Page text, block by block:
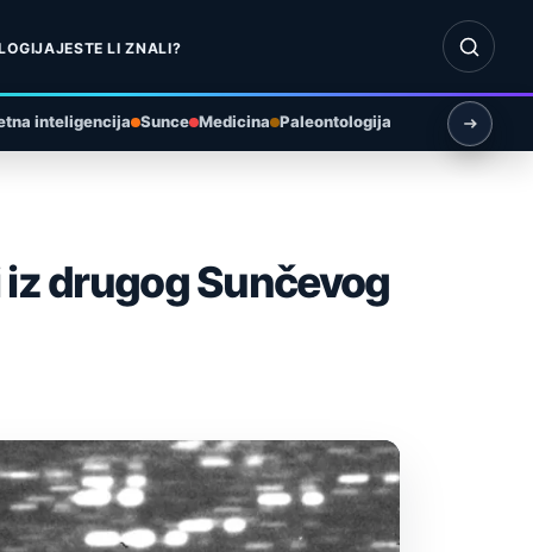
JESTE LI ZNALI?
Otvori
inteligencija Sunce Medicina Paleontologija
drugog Sunčevog